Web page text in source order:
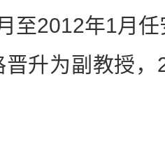
2012年1月任
晋升为副教授